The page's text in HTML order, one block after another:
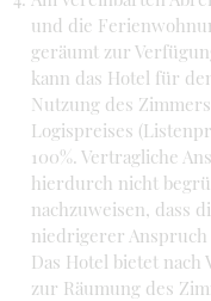
und die
geräumt zur
kann das Hotel für
Nutzung des
Logispreises
100%. Vertragliche
hierdurch nicht
nachzuweisen, dass
niedrigerer
Das Hotel bietet
zur Räumung des